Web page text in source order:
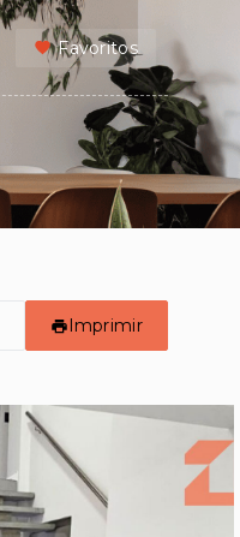
Favoritos
Imprimir